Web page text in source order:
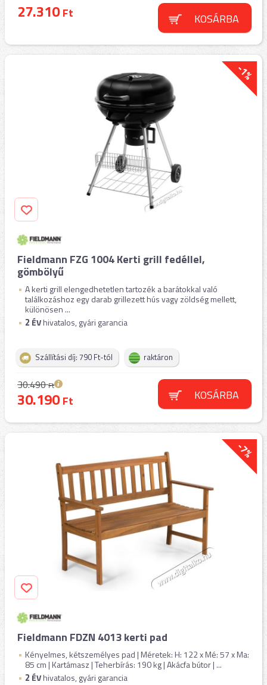
27.310Ft KOSÁRBA
-1%
Fieldmann FZG 1004 Kerti grill fedéllel,
gömbölyű
A kerti grill elengedhetetlen tartozék a barátokkal való
találkozáshoz egy darab grillezett hús vagy zöldség mellett,
különösen ...
2 ÉVhivatalos, gyári garancia
Szállítási díj: 790 Ft-tól raktáron
30.490Ft
30.190Ft KOSÁRBA
-7%
Fieldmann FDZN 4013 kerti pad
Kényelmes, kétszemélyes pad | Méretek: H: 122 x Mé: 57 x Ma:
85 cm | Kartámasz | Teherbírás: 190 kg | Akácfa bútor | ...
2 ÉVhivatalos, gyári garancia